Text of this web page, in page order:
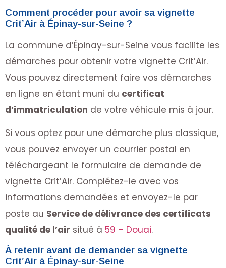
Comment procéder pour avoir sa vignette
Crit’Air à Épinay-sur-Seine ?
La commune d’Épinay-sur-Seine vous facilite les
démarches pour obtenir votre vignette Crit’Air.
Vous pouvez directement faire vos démarches
en ligne en étant muni du certificat
d’immatriculation de votre véhicule mis à jour.
Si vous optez pour une démarche plus classique,
vous pouvez envoyer un courrier postal en
téléchargeant le formulaire de demande de
vignette Crit’Air. Complétez-le avec vos
informations demandées et envoyez-le par
poste au Service de délivrance des certificats
qualité de l’air situé à 59 – Douai.
À retenir avant de demander sa vignette
Crit’Air à Épinay-sur-Seine